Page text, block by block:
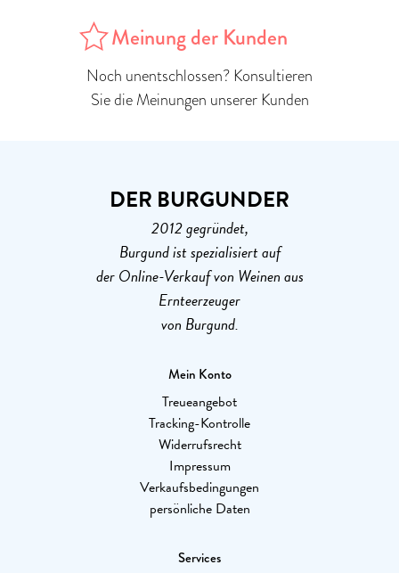
Meinung der Kunden
Noch unentschlossen? Konsultieren
Sie die Meinungen unserer Kunden
DER BURGUNDER
2012 gegründet,
Burgund ist spezialisiert auf
der Online-Verkauf von Weinen aus
Ernteerzeuger
von Burgund.
Mein Konto
Treueangebot
Tracking-Kontrolle
Widerrufsrecht
Impressum
Verkaufsbedingungen
persönliche Daten
Services